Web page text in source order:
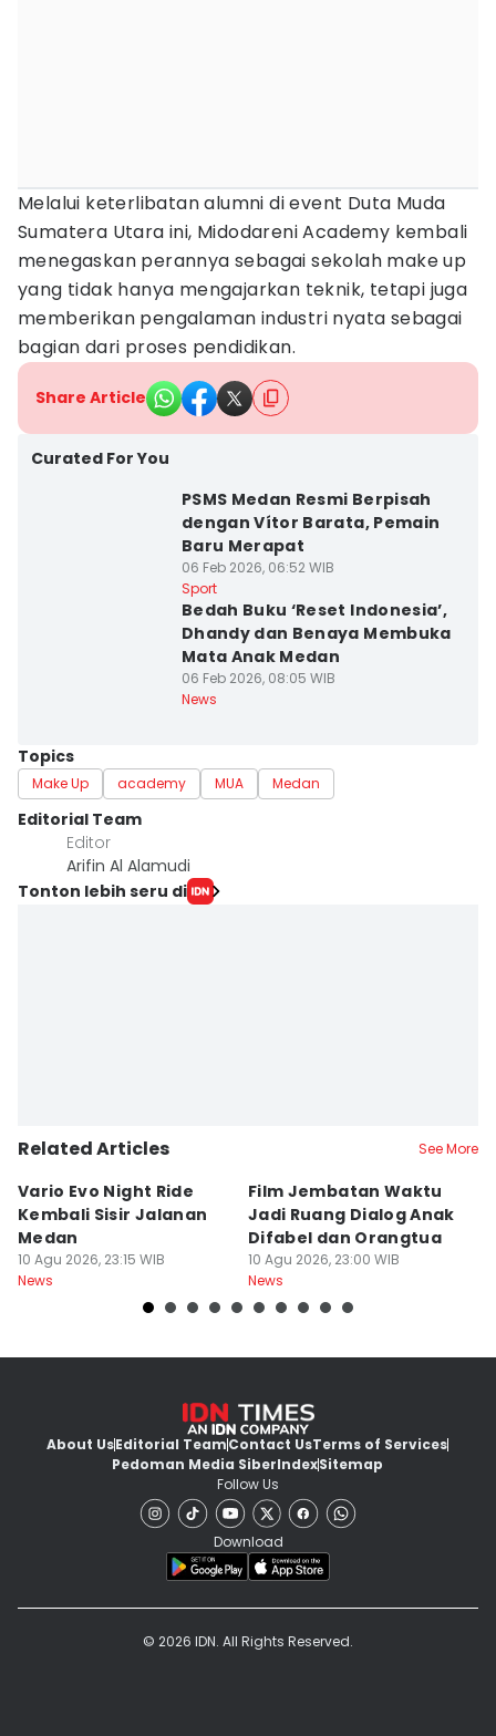
Melalui keterlibatan alumni di event Duta Muda
Sumatera Utara ini, Midodareni Academy kembali
menegaskan perannya sebagai sekolah make up
yang tidak hanya mengajarkan teknik, tetapi juga
memberikan pengalaman industri nyata sebagai
bagian dari proses pendidikan.
Share Article
Curated For You
PSMS Medan Resmi Berpisah
dengan Vítor Barata, Pemain
Baru Merapat
06 Feb 2026, 06:52 WIB
Sport
Bedah Buku ‘Reset Indonesia’,
Dhandy dan Benaya Membuka
Mata Anak Medan
06 Feb 2026, 08:05 WIB
News
Topics
Make Up academy MUA Medan
Editorial Team
Editor
Arifin Al Alamudi
Tonton lebih seru di
Related Articles See More
Vario Evo Night Ride
Kembali Sisir Jalanan
Medan
10 Agu 2026, 23:15 WIB
News
Film Jembatan Waktu
Jadi Ruang Dialog Anak
Difabel dan Orangtua
10 Agu 2026, 23:00 WIB
News
About UsEditorial TeamContact UsTerms of Services
Pedoman Media SiberIndexSitemap
Follow Us
Download
© 2026 IDN. All Rights Reserved.